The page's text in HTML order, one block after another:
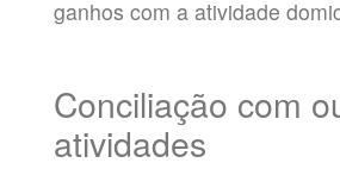
ganhos com a atividade
Conciliação com
atividades